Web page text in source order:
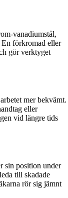
vanadiumstål,
förkromad eller
gör verktyget
mer bekvämt.
eller
vid längre tids
sin position under
till skadade
rör sig jämnt